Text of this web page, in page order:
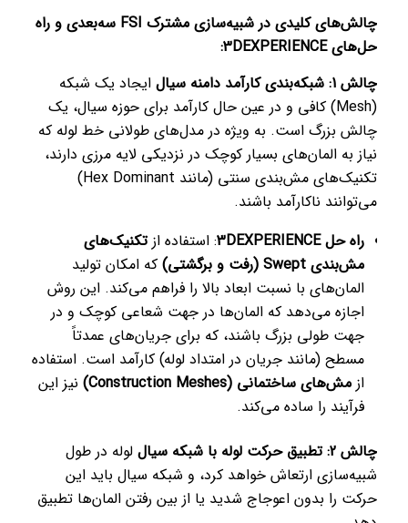
چالش‌های کلیدی در شبیه‌سازی مشترک FSI سه‌بعدی و راه
حل‌های 3DEXPERIENCE:
چالش 1: شبکه‌بندی کارآمد دامنه سیال
ایجاد یک شبکه
(Mesh) کافی و در عین حال کارآمد برای حوزه سیال، یک
چالش بزرگ است. به ویژه در مدل‌های طولانی خط لوله که
نیاز به المان‌های بسیار کوچک در نزدیکی لایه مرزی دارند،
تکنیک‌های مش‌بندی سنتی (مانند Hex Dominant)
می‌توانند ناکارآمد باشند.
راه حل 3DEXPERIENCE
: استفاده ازتکنیک‌های
مش‌بندی Swept (رفت و برگشتی)
که امکان تولید
المان‌های با نسبت ابعاد بالا را فراهم می‌کند. این روش
اجازه می‌دهد که المان‌ها در جهت شعاعی کوچک و در
جهت طولی بزرگ باشند، که برای جریان‌های عمدتاً
مسطح (مانند جریان در امتداد لوله) کارآمد است. استفاده
از مش‌های ساختمانی (Construction Meshes)
نیز این
فرآیند را ساده می‌کند.
چالش 2: تطبیق حرکت لوله با شبکه سیال
لوله در طول
شبیه‌سازی ارتعاش خواهد کرد، و شبکه سیال باید این
حرکت را بدون اعوجاج شدید یا از بین رفتن المان‌ها تطبیق